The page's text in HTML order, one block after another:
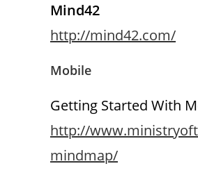
Mind42
http://mind42.com/
Mobile
Getting Started With
http://
mindmap/